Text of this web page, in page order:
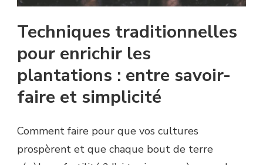
Techniques traditionnelles
pour enrichir les
plantations : entre savoir-
faire et simplicité
Comment faire pour que vos cultures
prospèrent et que chaque bout de terre